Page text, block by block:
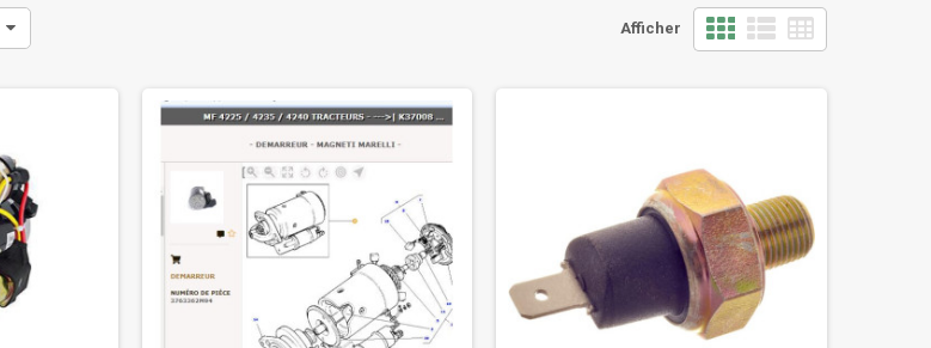
Afficher